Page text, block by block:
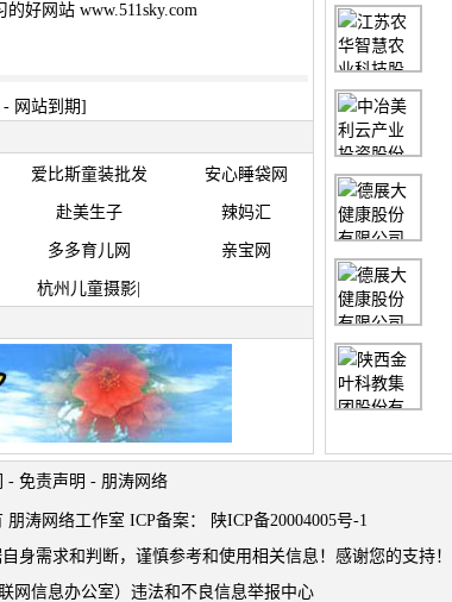
好网站 www.511sky.com
- 网站到期]
爱比斯童装批发 安心睡袋网
赴美生子 辣妈汇
多多育儿网 亲宝网
杭州儿童摄影|
- 免责声明 - 朋涛网络
涛网络工作室 ICP备案：
陕ICP备20004005号-1
身需求和判断，谨慎参考和使用相关信息！感谢您的支持！
网信息办公室）违法和不良信息举报中心